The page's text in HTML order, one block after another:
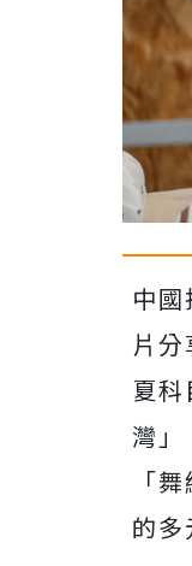
中
片分
夏科
灣」
「
的多